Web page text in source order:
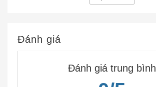
Khe cắm mô-đun dịch vụ
Các khe cắm NIM (Mô-đun
Khe cắm ISC trên tàu 1
Đánh giá
Đánh giá trung bình